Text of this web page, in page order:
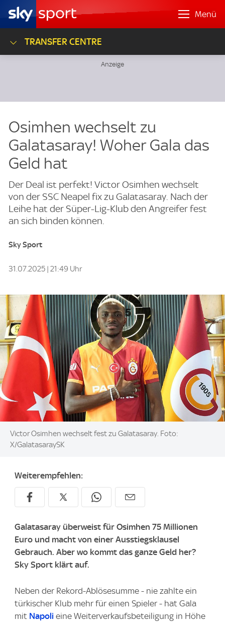
Menü
TRANSFER CENTRE
Osimhen wechselt zu
Galatasaray! Woher Gala das
Geld hat
Der Deal ist perfekt! Victor Osimhen wechselt
von der SSC Neapel fix zu Galatasaray. Nach der
Leihe hat der Süper-Lig-Klub den Angreifer fest
an sich binden können.
Sky Sport
31.07.2025 | 21:49 Uhr
Image:
Victor Osimhen wechselt fest zu Galatasaray. Foto:
X/GalatasaraySK
Weiterempfehlen:
Galatasaray überweist für Osimhen 75 Millionen
Euro und macht von einer Ausstiegsklausel
Gebrauch. Aber wo kommt das ganze Geld her?
Sky Sport klärt auf.
Neben der Rekord-Ablösesumme - nie zahlte ein
türkischer Klub mehr für einen Spieler - hat Gala
mit Napoli eine Weiterverkaufsbeteiligung in Höhe